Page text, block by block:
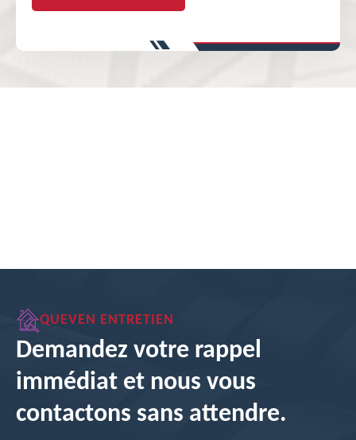
QUEVEN ENTRETIEN
Demandez votre rappel
immédiat et nous vous
contactons sans attendre.